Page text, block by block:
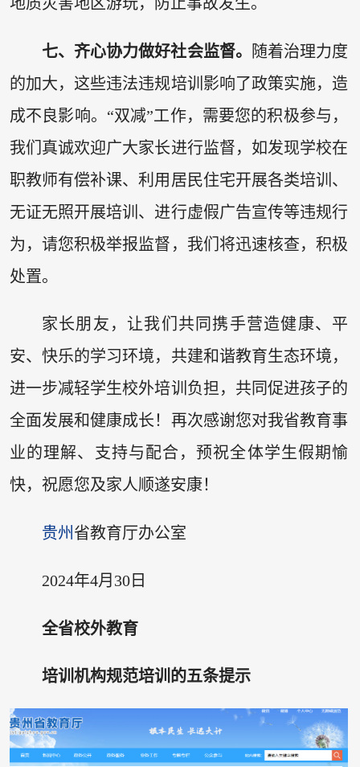
七、齐心协力做好社会监督。
随着治理力度
的加大，这些违法违规培训影响了政策实施，造
成不良影响。“双减”工作，需要您的积极参与，
我们真诚欢迎广大家长进行监督，如发现学校在
职教师有偿补课、利用居民住宅开展各类培训、
无证无照开展培训、进行虚假广告宣传等违规行
为，请您积极举报监督，我们将迅速核查，积极
处置。
家长朋友，让我们共同携手营造健康、平
安、快乐的学习环境，共建和谐教育生态环境，
进一步减轻学生校外培训负担，共同促进孩子的
全面发展和健康成长！再次感谢您对我省教育事
业的理解、支持与配合，预祝全体学生假期愉
快，祝愿您及家人顺遂安康！
贵州 省教育厅办公室
2024年4月30日
全省校外教育
培训机构规范培训的五条提示